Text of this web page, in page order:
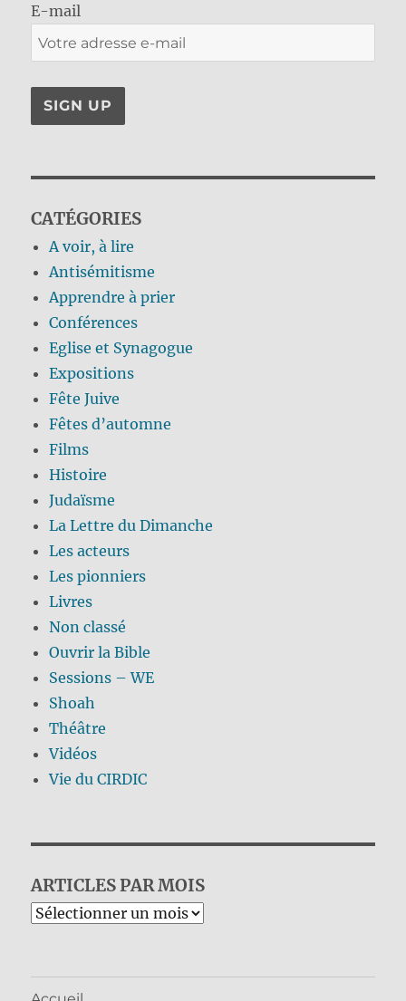
E-mail
CATÉGORIES
A voir, à lire
Antisémitisme
Apprendre à prier
Conférences
Eglise et Synagogue
Expositions
Fête Juive
Fêtes d’automne
Films
Histoire
Judaïsme
La Lettre du Dimanche
Les acteurs
Les pionniers
Livres
Non classé
Ouvrir la Bible
Sessions – WE
Shoah
Théâtre
Vidéos
Vie du CIRDIC
ARTICLES PAR MOIS
Archives